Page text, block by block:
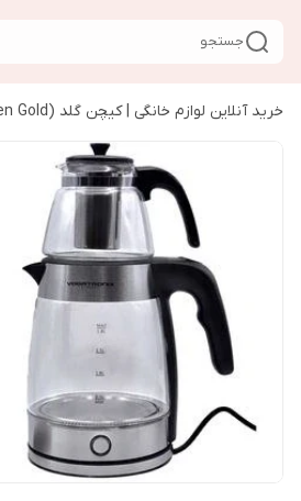
جستجو
خرید آنلاین لوازم خانگی | کیچن گلد (Kitchen Gold)